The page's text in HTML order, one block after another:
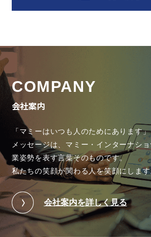
COMPANY
会社案内
「マミーはいつも人のためにあります
メッセージは、 マミー・インターナシ
業姿勢を表す言葉そのものです。
私たちの笑顔が関わる人を笑顔にします
会社案内を詳しく見る